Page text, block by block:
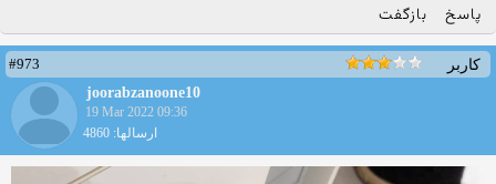
پاسخ بازگفت
کاربر
#973
joorabzanoone10
19 Mar 2022 09:36
ارسالها: 4860